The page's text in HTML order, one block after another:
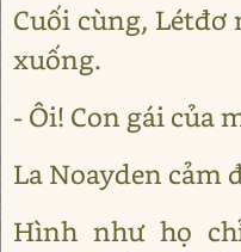
Cuối cùng, Létđơ
xuống.
- Ôi! Con gái của
La Noayden cảm
Hình như họ